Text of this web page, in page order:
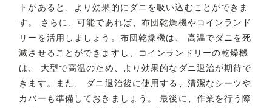
トがあると、より効果的にダニを吸い込むことができま
す。 さらに、可能であれば、布団乾燥機やコインランド
リーを活用しましょう。布団乾燥機は、 高温でダニを死
滅させることができますし、コインランドリーの乾燥機
は、 大型で高温のため、より効果的なダニ退治が期待で
きます。また、 ダニ退治後に使用する、清潔なシーツや
カバーも準備しておきましょう。 最後に、作業を行う際